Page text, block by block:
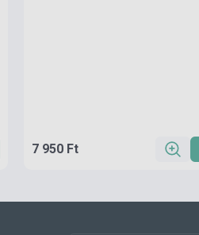
7 950 Ft